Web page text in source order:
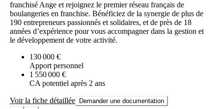
franchisé Ange et rejoignez le premier réseau français de
boulangeries en franchise. Bénéficiez de la synergie de plus de
190 entrepreneurs passionnés et solidaires, et de près de 18
années d’expérience pour vous accompagner dans la gestion et
le développement de votre activité.
130 000 €
Apport personnel
1 550 000 €
CA potentiel après 2 ans
Voir la fiche détaillée Demander une documentation